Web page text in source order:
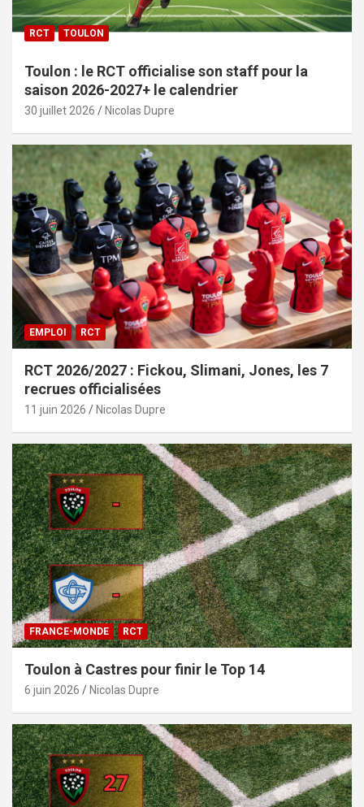
RCT TOULON
Toulon : le RCT officialise son staff pour la
saison 2026-2027+ le calendrier
30 juillet 2026 Nicolas Dupre
EMPLOI RCT
RCT 2026/2027 : Fickou, Slimani, Jones, les 7
recrues officialisées
11 juin 2026 Nicolas Dupre
FRANCE-MONDE RCT
Toulon à Castres pour finir le Top 14
6 juin 2026 Nicolas Dupre